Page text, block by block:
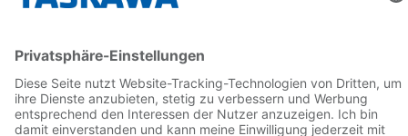
Home AGB Impressum Privacy
Cookie Choices
Whistleblowing
Yaskawa Europe GmbH